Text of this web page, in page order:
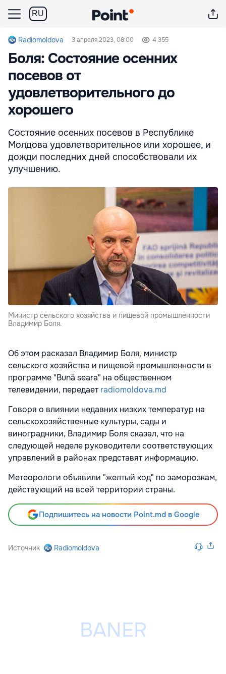
RU
Radiomoldova 3 апреля 2023, 08:00 4 355
Боля: Состояние осенних
посевов от
удовлетворительного до
хорошего
Состояние осенних посевов в Республике
Молдова удовлетворительное или хорошее, и
дожди последних дней способствовали их
улучшению.
Министр сельского хозяйства и пищевой промышленности
Владимир Боля.
Об этом расказал Владимир Боля, министр
сельского хозяйства и пищевой промышленности в
программе "Bună seara" на общественном
телевидении, передаетradiomoldova.md
Говоря о влиянии недавних низких температур на
сельскохозяйственные культуры, сады и
виноградники, Владимир Боля сказал, что на
следующей неделе руководители соответствующих
управлений в районах представят информацию.
Метеорологи объявили "желтый код" по заморозкам,
действующий на всей территории страны.
Подпишитесь на новости Point.md в Google
Источник Radiomoldova